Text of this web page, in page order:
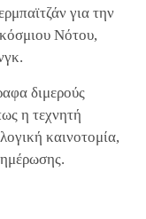
για την
Νότου,
διμερούς
η τεχνητή
καινοτομία,